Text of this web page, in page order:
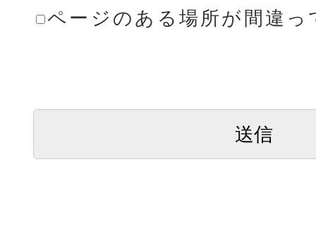
ページのある場所が間違っ